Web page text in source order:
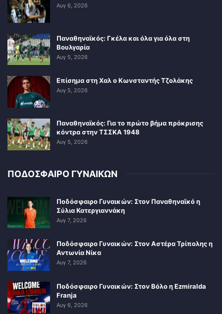
Αυγ 6, 2026
Παναθηναϊκός: Γκέλα και όλα για όλα στη
Βουλγαρία
Αυγ 5, 2026
Επίσημα στη Χαλ ο Κωνσταντής Τζολάκης
Αυγ 5, 2026
Παναθηναϊκός: Για το πρώτο βήμα πρόκρισης
κόντρα στην ΤΣΣΚΑ 1948
Αυγ 5, 2026
ΠΟΔΟΣΦΑΙΡΟ ΓΥΝΑΙΚΩΝ
Ποδόσφαιρο Γυναικών: Στον Παναθηναϊκό η
Σύλια Κατεργιαννάκη
Αυγ 7, 2026
Ποδόσφαιρο Γυναικών: Στον Αστέρα Τρίπολης η
Αντωνία Νίκα
Αυγ 7, 2026
Ποδόσφαιρο Γυναικών: Στον Βόλο η Ezmiralda
Franja
Αυγ 6, 2026